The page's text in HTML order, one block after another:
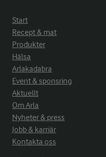
Start
Recept & mat
Produkter
Hälsa
Arlakadabra
Event & sponsring
Aktuellt
Om Arla
Nyheter & press
Jobb & karriär
Kontakta oss